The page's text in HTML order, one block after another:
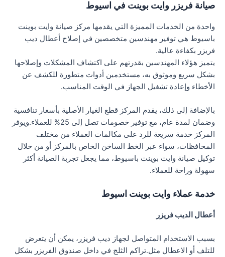
صيانة فريزر وايت بوينت في اسيوط
واحدة من الخدمات المميزة التي يقدمها مركز صيانة وايت بوينت
باسيوط هي توفير مهندسين متخصصين في إصلاح أعطال ديب
فريزر بكفاءة عالية.
يتميز هؤلاء المهندسين بقدرتهم على اكتشاف المشكلات وإصلاحها
بشكل سريع وموثوق به، مستخدمين أدوات متطورة للكشف عن
الأخطاء وإعادة تشغيل الجهاز في الوقت المناسب.
بالإضافة إلى ذلك، يقدم المركز قطع الغيار الأصلية بأسعار تنافسية
وضمان لمدة عام، مع توفير خصومات تصل إلى 25% للعملاء.ويوفر
المركز خدمة سريعة للرد على مكالمات العملاء من مختلف
المحافظات، سواء عبر الخط الساخن الخاص بالمركز أو من خلال
توكيل صيانة وايت بوينت باسيوط، مما يجعل تجربة الصيانة أكثر
سهولة وراحة للعملاء.
خدمة عملاء وايت بوينت اسيوط
أعطال الديب فريزر
بسبب الاستخدام المتواصل لجهاز ديب فريزر، يمكن أن يتعرض
للتلف أو الاعطال مثل.تراكم الثلج في داخل صندوق الفريزر بشكل